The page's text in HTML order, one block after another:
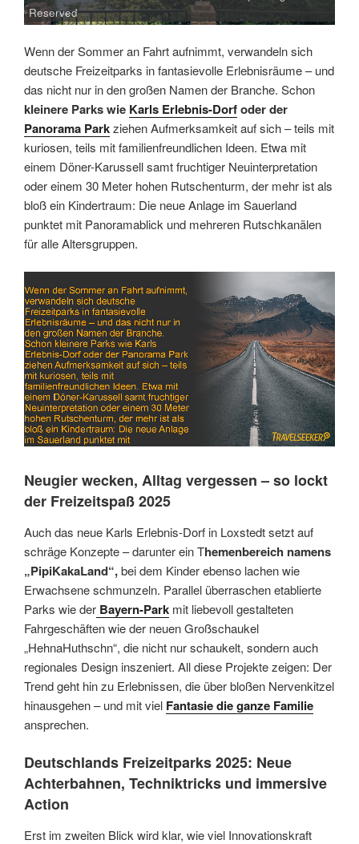
Reserved
Wenn der Sommer an Fahrt aufnimmt, verwandeln sich
deutsche Freizeitparks in fantasievolle Erlebnisräume – und
das nicht nur in den großen Namen der Branche. Schon
kleinere Parks wie Karls Erlebnis-Dorfoder der
Panorama Parkziehen Aufmerksamkeit auf sich – teils mit
kuriosen, teils mit familienfreundlichen Ideen. Etwa mit
einem Döner-Karussell samt fruchtiger Neuinterpretation
oder einem 30 Meter hohen Rutschenturm, der mehr ist als
bloß ein Kindertraum: Die neue Anlage im Sauerland
punktet mit Panoramablick und mehreren Rutschkanälen
für alle Altersgruppen.
Link Embed
Neugier wecken, Alltag vergessen – so lockt
der Freizeitspaß 2025
Auch das neue Karls Erlebnis-Dorf in Loxstedt setzt auf
schräge Konzepte – darunter ein Themenbereich namens
„PipiKakaLand“,bei dem Kinder ebenso lachen wie
Erwachsene schmunzeln. Parallel überraschen etablierte
Parks wie der Bayern-Park mit liebevoll gestalteten
Fahrgeschäften wie der neuen Großschaukel
„HehnaHuthschn“, die nicht nur schaukelt, sondern auch
regionales Design inszeniert. All diese Projekte zeigen: Der
Trend geht hin zu Erlebnissen, die über bloßen Nervenkitzel
hinausgehen – und mit viel Fantasie die ganze Familie
ansprechen.
Deutschlands Freizeitparks 2025: Neue
Achterbahnen, Techniktricks und immersive
Action
Erst im zweiten Blick wird klar, wie viel Innovationskraft